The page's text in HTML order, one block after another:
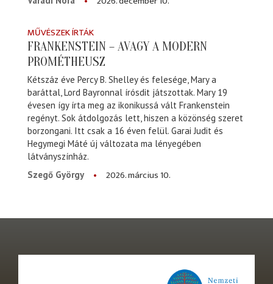
MŰVÉSZEK ÍRTÁK
FRANKENSTEIN – AVAGY A MODERN
PROMÉTHEUSZ
Kétszáz éve Percy B. Shelley és felesége, Mary a
baráttal, Lord Bayronnal írósdit játszottak. Mary 19
évesen így írta meg az ikonikussá vált Frankenstein
regényt. Sok átdolgozás lett, hiszen a közönség szeret
borzongani. Itt csak a 16 éven felül. Garai Judit és
Hegymegi Máté új változata ma lényegében
látványszínház.
Szegő György
2026. március 10.